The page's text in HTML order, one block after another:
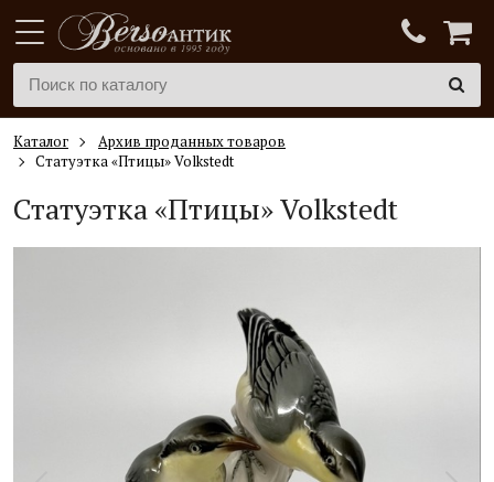
Каталог
Архив проданных товаров
Статуэтка «Птицы» Volkstedt
Статуэтка «Птицы» Volkstedt